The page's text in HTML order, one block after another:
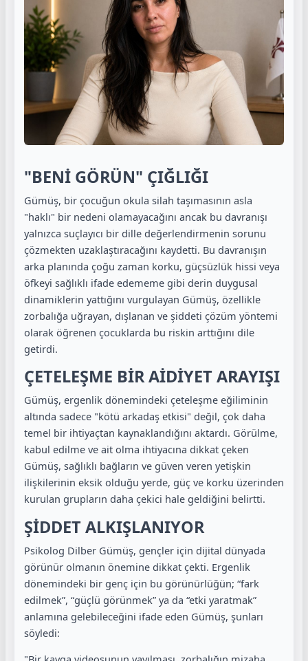
"BENİ GÖRÜN" ÇIĞLIĞI
Gümüş, bir çocuğun okula silah taşımasının asla
"haklı" bir nedeni olamayacağını ancak bu davranışı
yalnızca suçlayıcı bir dille değerlendirmenin sorunu
çözmekten uzaklaştıracağını kaydetti. Bu davranışın
arka planında çoğu zaman korku, güçsüzlük hissi veya
öfkeyi sağlıklı ifade edememe gibi derin duygusal
dinamiklerin yattığını vurgulayan Gümüş, özellikle
zorbalığa uğrayan, dışlanan ve şiddeti çözüm yöntemi
olarak öğrenen çocuklarda bu riskin arttığını dile
getirdi.
ÇETELEŞME BİR AİDİYET ARAYIŞI
Gümüş, ergenlik dönemindeki çeteleşme eğiliminin
altında sadece "kötü arkadaş etkisi" değil, çok daha
temel bir ihtiyaçtan kaynaklandığını aktardı. Görülme,
kabul edilme ve ait olma ihtiyacına dikkat çeken
Gümüş, sağlıklı bağların ve güven veren yetişkin
ilişkilerinin eksik olduğu yerde, güç ve korku üzerinden
kurulan grupların daha çekici hale geldiğini belirtti.
ŞİDDET ALKIŞLANIYOR
Psikolog Dilber Gümüş, gençler için dijital dünyada
görünür olmanın önemine dikkat çekti. Ergenlik
dönemindeki bir genç için bu görünürlüğün; “fark
edilmek”, “güçlü görünmek” ya da “etki yaratmak”
anlamına gelebileceğini ifade eden Gümüş, şunları
söyledi: